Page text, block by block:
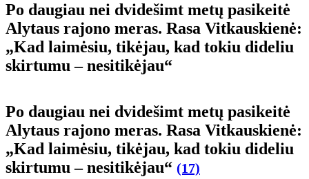
Po daugiau nei dvidešimt metų pasikeitė
Alytaus rajono meras. Rasa Vitkauskienė:
„Kad laimėsiu, tikėjau, kad tokiu dideliu
skirtumu – nesitikėjau“
Po daugiau nei dvidešimt metų pasikeitė
Alytaus rajono meras. Rasa Vitkauskienė:
„Kad laimėsiu, tikėjau, kad tokiu dideliu
skirtumu – nesitikėjau“ (17)